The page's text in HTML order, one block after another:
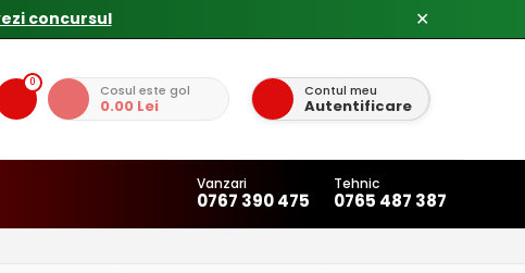
vezi concursul ✕
0 Cosul este gol
0.00 Lei
Contul meu
Autentificare
Vanzari
0767 390 475
Tehnic
0765 487 387